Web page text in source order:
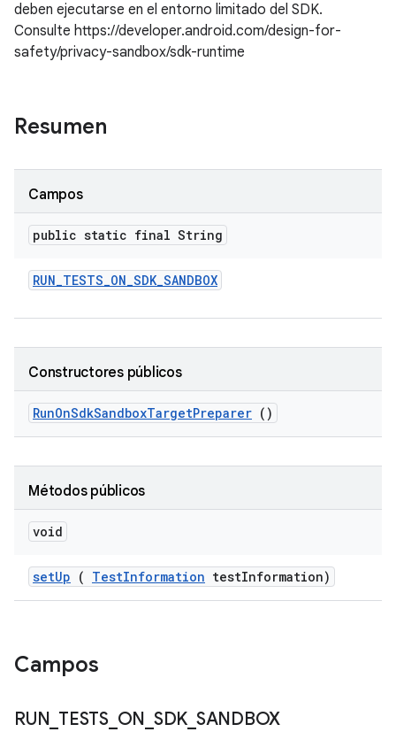
deben ejecutarse en el entorno limitado del SDK.
Consulte https://developer.android.com/design-for-
safety/privacy-sandbox/sdk-runtime
Resumen
Campos
public static final String
RUN_TESTS_ON_SDK_SANDBOX
Constructores públicos
RunOnSdkSandboxTargetPreparer ()
Métodos públicos
void
setUp ( TestInformation testInformation)
Campos
RUN TESTS_ ON SDK SANDBOX